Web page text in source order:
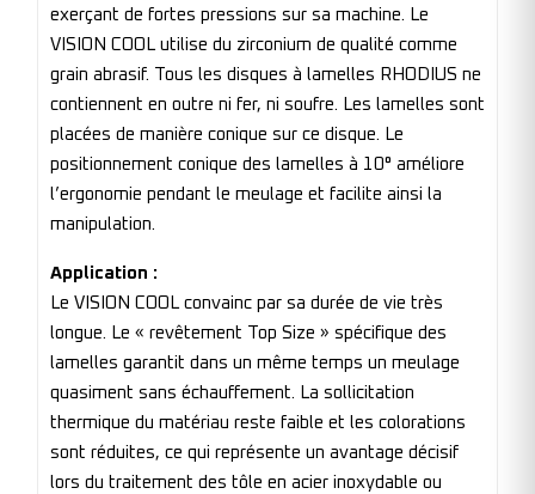
exerçant de fortes pressions sur sa machine. Le
VISION COOL utilise du zirconium de qualité comme
grain abrasif. Tous les disques à lamelles RHODIUS ne
contiennent en outre ni fer, ni soufre. Les lamelles sont
placées de manière conique sur ce disque. Le
positionnement conique des lamelles à 10° améliore
l’ergonomie pendant le meulage et facilite ainsi la
manipulation.
Application :
Le VISION COOL convainc par sa durée de vie très
longue. Le « revêtement Top Size » spécifique des
lamelles garantit dans un même temps un meulage
quasiment sans échauffement. La sollicitation
thermique du matériau reste faible et les colorations
sont réduites, ce qui représente un avantage décisif
lors du traitement des tôle en acier inoxydable ou